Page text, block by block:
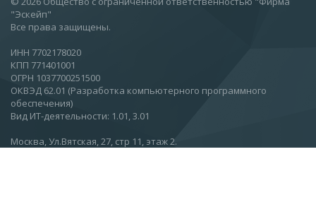
"Эскейп"
Все права защищены.
ИНН 7702178020
КПП 771401001
ОГРН 1037700251500
ОКВЭД 62.01 (Разработка компьютерного программного
обеспечения)
Вид ИТ-деятельности: 1.01, 3.01
Москва, Ул.Вятская, 27, стр 11, этаж 2.